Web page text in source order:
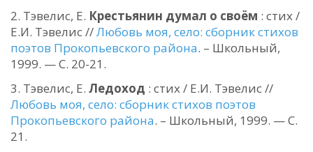
Тэвелис, Е. Крестьянин думал о своём : стих /
Е.И. Тэвелис //Любовь моя, село: сборник стихов
поэтов Прокопьевского района. – Школьный,
1999. — С. 20-21.
Тэвелис, Е. Ледоход : стих / Е.И. Тэвелис //
Любовь моя, село: сборник стихов поэтов
Прокопьевского района. – Школьный, 1999. — С.
21.